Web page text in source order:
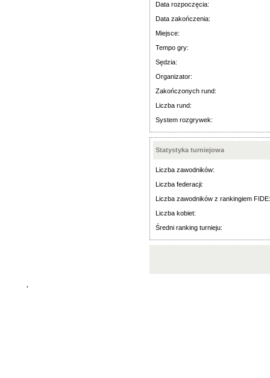
Data rozpoczęcia:
Data zakończenia:
Miejsce:
Tempo gry:
Sędzia:
Organizator:
Zakończonych rund:
Liczba rund:
System rozgrywek:
Statystyka turniejowa
Liczba zawodników:
Liczba federacji:
Liczba zawodników z rankingiem FIDE:
Liczba kobiet:
Średni ranking turnieju:
'